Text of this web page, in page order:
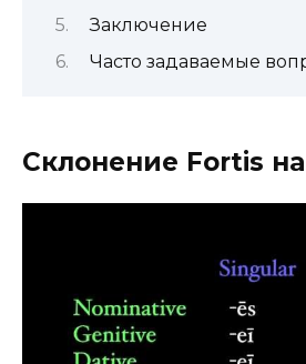
Заключение
Часто задаваемые
Склонение Fortis